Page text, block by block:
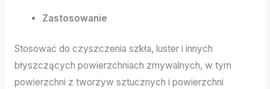
Zastosowanie
Stosować do czyszczenia szkła, luster i innych
błyszczących powierzchniach zmywalnych, w tym
powierzchni z tworzyw sztucznych i powierzchni